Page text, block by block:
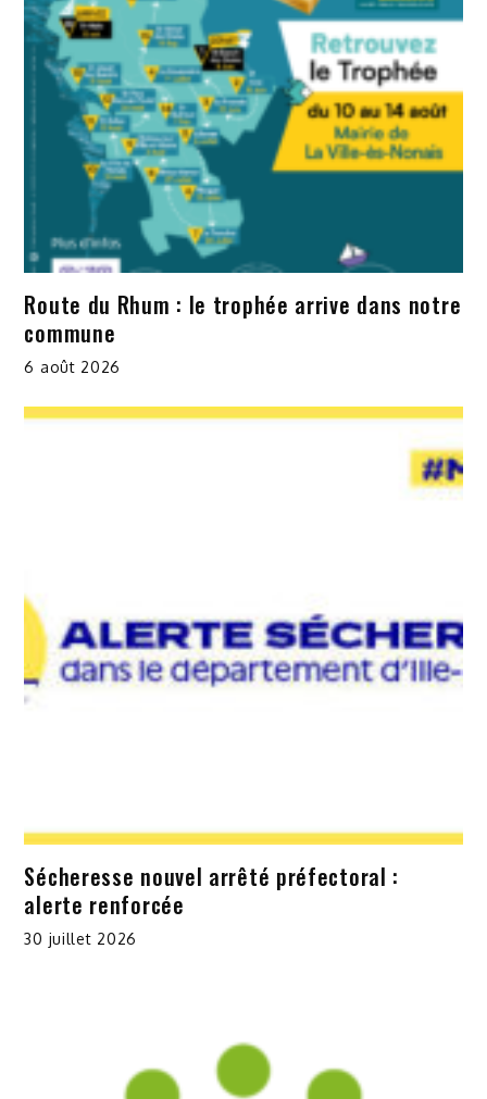
Route du Rhum : le trophée arrive dans notre
commune
6 août 2026
Sécheresse nouvel arrêté préfectoral :
alerte renforcée
30 juillet 2026